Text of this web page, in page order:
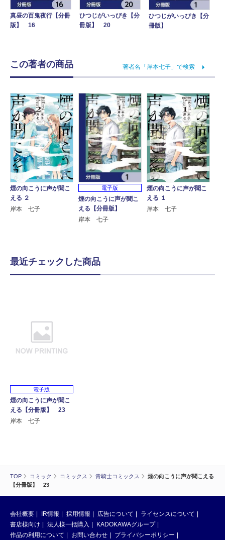
TOP コミック コミックス 青騎士コミックス
煙の向こうに声が聞こえる
【分冊版】 23
真昼の百鬼夜行【分冊
版】 16
ひつじがいっぴき【分
冊版】 20
ひつじがいっぴき【分
冊版】
この著者の商品 著者名「岸本七子」で検索
煙の向こうに声が聞こ
える ２
岸本 七子
電子版
煙の向こうに声が聞こ
える【分冊版】
岸本 七子
煙の向こうに声が聞こ
える １
岸本 七子
最近チェックした商品
電子版
煙の向こうに声が聞こ
える【分冊版】 23
岸本 七子
会社概要 IR情報 採用情報 広告について
ライセンスについて
書店様向け
法人様一括購入
KADOKAWAグループ
作品の利用について
お問い合わせ プライバシーポリシー